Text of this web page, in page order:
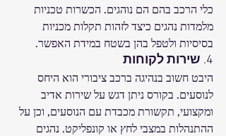
כלי הרכב בהם הם נוהגים. הכשרות טכניות
מלמדות נהגים כיצד לזהות תקלות מכניות
בסיסיות ולטפל בהן בשטח במידת האפשר.
4. שירות לקוחות
היבט חשוב בנהיגה ברכב ציבורי הוא היחס
לנוסעים. בקורס ניתן דגש על שירות אדיב
ומקצועי, תקשורת מכבדת עם הנוסעים, וכן על
ההתנהלות במצבי לחץ או קונפליקט. נהגים